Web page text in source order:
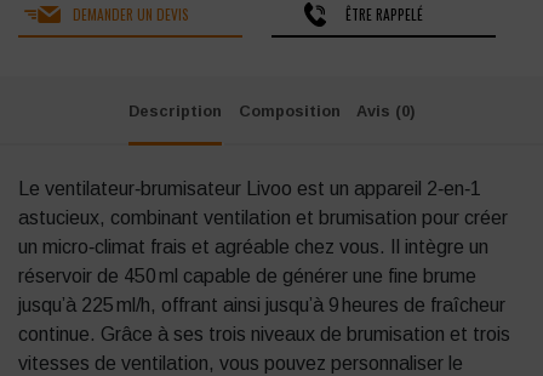
DEMANDER UN DEVIS ÊTRE RAPPELÉ
Description Composition Avis (0)
Le ventilateur‑brumisateur Livoo est un appareil 2‑en‑1
astucieux, combinant ventilation et brumisation pour créer
un micro‑climat frais et agréable chez vous. Il intègre un
réservoir de 450 ml capable de générer une fine brume
jusqu’à 225 ml/h, offrant ainsi jusqu’à 9 heures de fraîcheur
continue. Grâce à ses trois niveaux de brumisation et trois
vitesses de ventilation, vous pouvez personnaliser le